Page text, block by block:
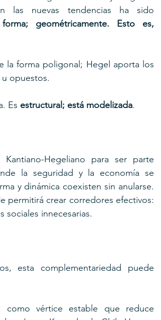
geométricamente. Esto es,
la forma poligonal; Hegel aporta los
opuestos.
Es estructural; está modelizada.
Hegeliano para ser parte
la seguridad y la economía se
y dinámica coexisten sin anularse.
permitirá crear corredores efectivos:
innecesarias.
esta complementariedad puede
como vértice estable que reduce